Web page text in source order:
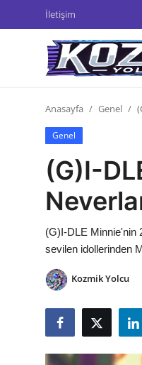
İletişim
Anime Önerileri
Kore Dünyası
Anime Karakterleri
Dizi & Film
Testler
Anasayfa Genel
Genel
(G)I-
(G)I-DLE Minnie'nin
sevilen idollerinden
Kozmik Yolcu